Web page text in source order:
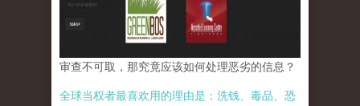
审查不可取，那究竟应该如何处理恶劣的信息？
全球当权者最喜欢用的理由是：洗钱、毒品、恐